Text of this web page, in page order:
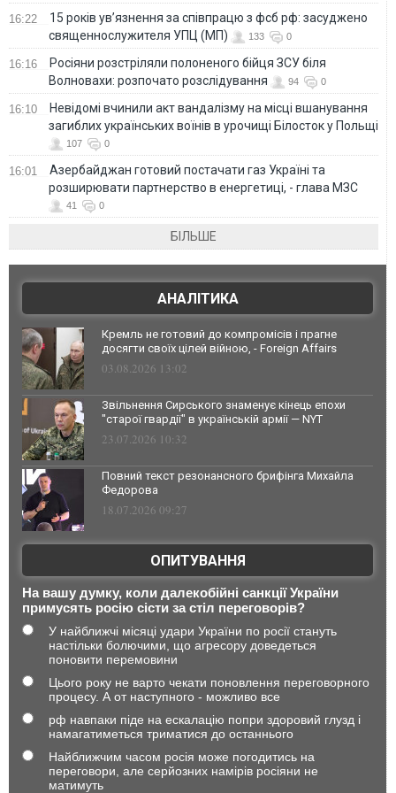
16:22
15 років ув’язнення за співпрацю з фсб рф: засуджено
священнослужителя УПЦ (МП)
133 0
16:16
Росіяни розстріляли полоненого бійця ЗСУ біля
Волновахи: розпочато розслідування
94 0
16:10
Невідомі вчинили акт вандалізму на місці вшанування
загиблих українських воїнів в урочищі Білосток у Польщі
107 0
16:01
Азербайджан готовий постачати газ Україні та
розширювати партнерство в енергетиці, - глава МЗС
41 0
БІЛЬШЕ
АНАЛІТИКА
Кремль не готовий до компромісів і прагне
досягти своїх цілей війною, - Foreign Affairs
03.08.2026 13:02
Звільнення Сирського знаменує кінець епохи
"старої гвардії" в українській армії — NYT
23.07.2026 10:32
Повний текст резонансного брифінга Михайла
Федорова
18.07.2026 09:27
ОПИТУВАННЯ
На вашу думку, коли далекобійні санкції України
примусять росію сісти за стіл переговорів?
У найближчі місяці удари України по росії стануть
настільки болючими, що агресору доведеться
поновити перемовини
Цього року не варто чекати поновлення переговорного
процесу. А от наступного - можливо все
рф навпаки піде на ескалацію попри здоровий глузд і
намагатиметься триматися до останнього
Найближчим часом росія може погодитись на
переговори, але серйозних намірів росіяни не
матимуть